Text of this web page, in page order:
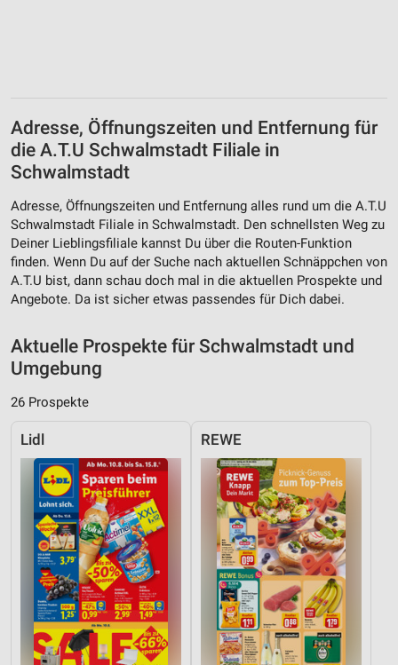
Adresse, Öffnungszeiten und Entfernung für
die A.T.U Schwalmstadt Filiale in
Schwalmstadt
Adresse, Öffnungszeiten und Entfernung alles rund um die A.T.U
Schwalmstadt Filiale in Schwalmstadt. Den schnellsten Weg zu
Deiner Lieblingsfiliale kannst Du über die Routen-Funktion
finden. Wenn Du auf der Suche nach aktuellen Schnäppchen von
A.T.U bist, dann schau doch mal in die aktuellen Prospekte und
Angebote. Da ist sicher etwas passendes für Dich dabei.
Aktuelle Prospekte für Schwalmstadt und
Umgebung
26 Prospekte
Lidl REWE